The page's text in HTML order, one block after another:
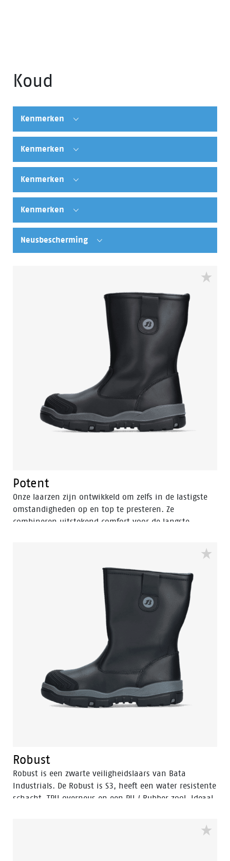
Koud
Kenmerken
Kenmerken
Kenmerken
Kenmerken
Neusbescherming
Potent
Onze laarzen zijn ontwikkeld om zelfs in de lastigste
omstandigheden op en top te presteren. Ze
combineren uitstekend comfort voor de langste
Robust
Robust is een zwarte veiligheidslaars van Bata
Industrials. De Robust is S3, heeft een water resistente
schacht, TPU overneus en een PU / Rubber zool. Ideaal